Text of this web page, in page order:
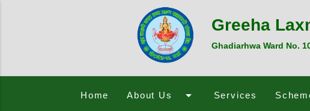
Greeha
Ghadiarhwa Ward No.
Home About Us arrow_drop_down Services